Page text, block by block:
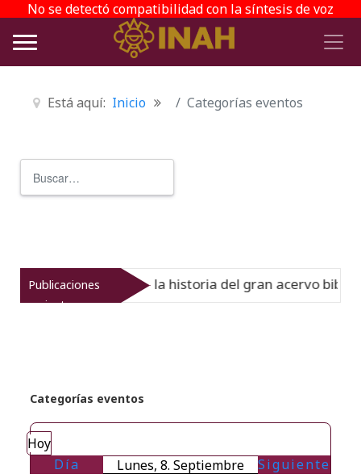
No se detectó compatibilidad con la síntesis de voz
Está aquí: Inicio Categorías eventos
Publicaciones
recientes
Virreinato muestra la historia del gran acervo
Categorías eventos
Hoy
Día
Lunes, 8. Septiembre
Siguiente